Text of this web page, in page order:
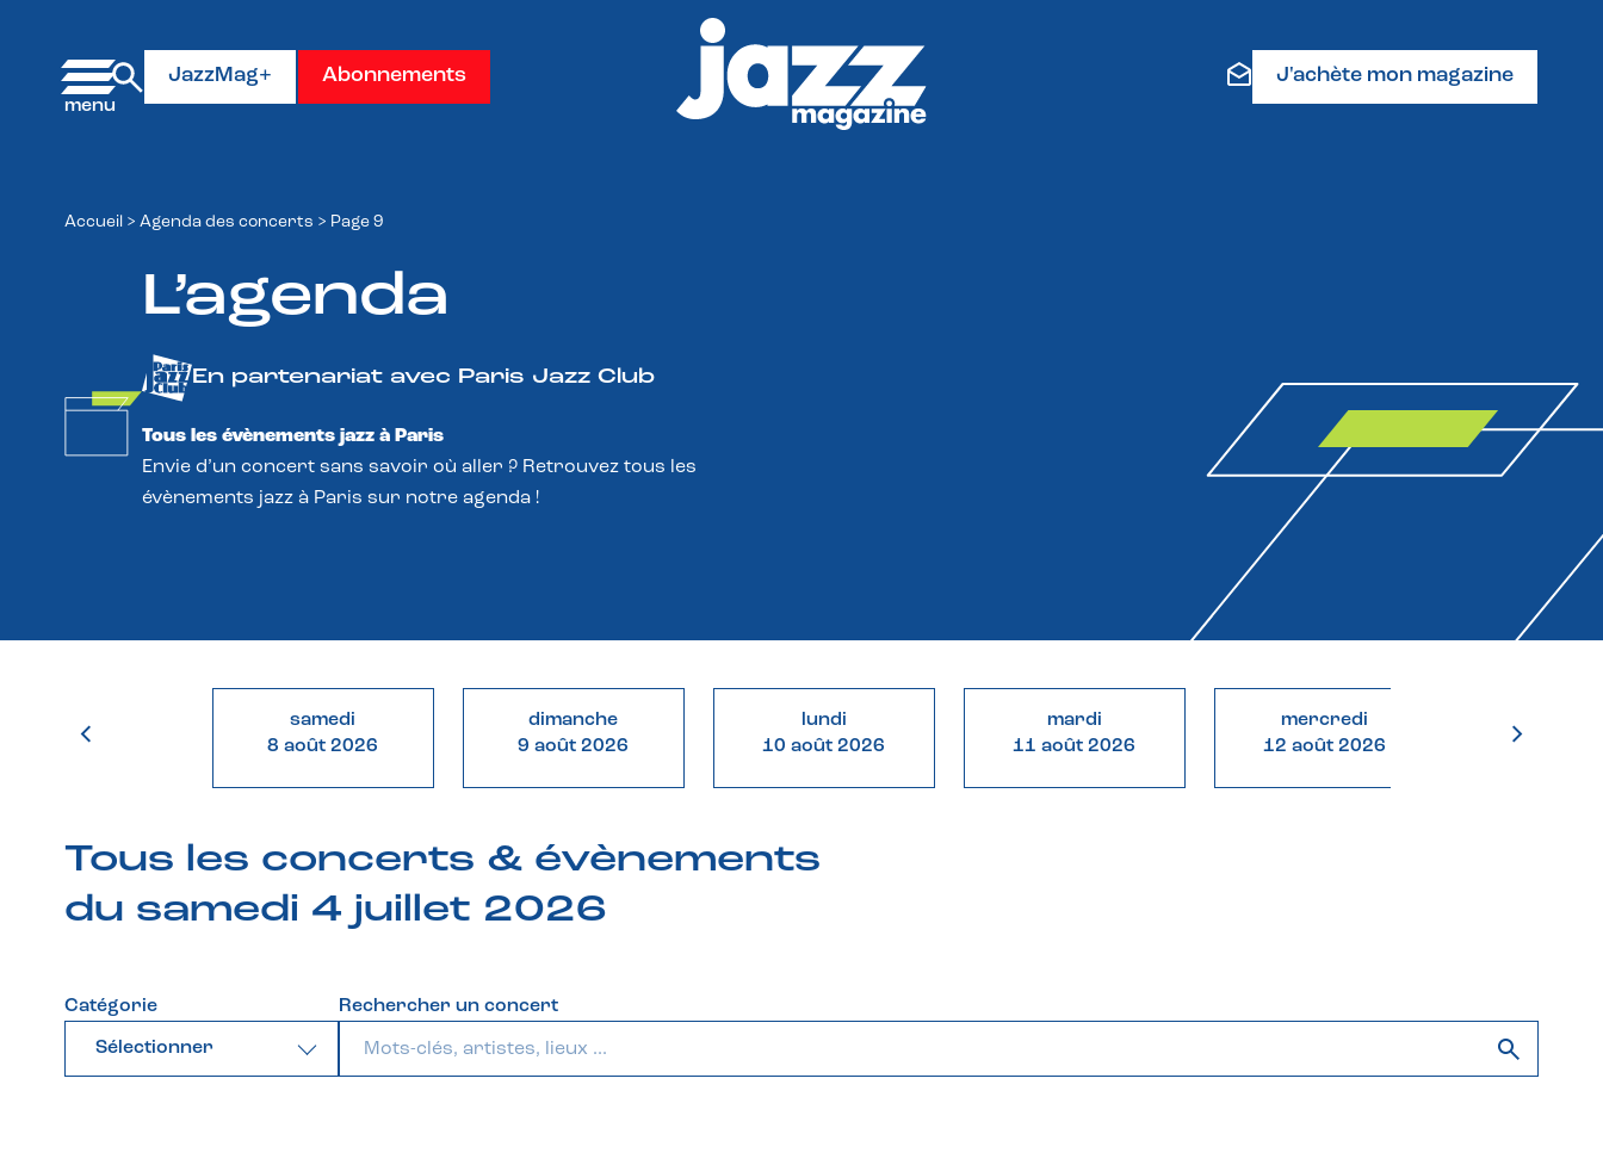
JazzMag+ Abonnements J'achète mon magazine
Accueil > Agenda des concerts > Page 9
L’agenda
En partenariat avec Paris Jazz Club
Tous les évènements jazz à Paris
Envie d’un concert sans savoir où aller ? Retrouvez tous les
évènements jazz à Paris sur notre agenda !
samedi
8 août 2026
dimanche
9 août 2026
lundi
10 août 2026
mardi
11 août 2026
mercredi
12 août 2026
13 août
Tous les concerts & évènements
du samedi 4 juillet 2026
Catégorie
Sélectionner
Rechercher un concert